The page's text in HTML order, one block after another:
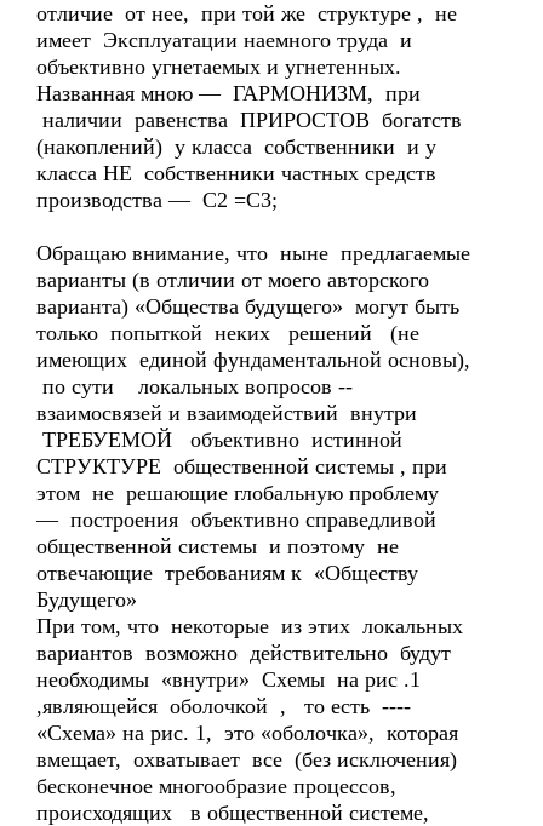
отличие от нее, при той же структуре , не
имеет Эксплуатации наемного труда и
объективно угнетаемых и угнетенных.
Названная мною — ГАРМОНИЗМ, при
наличии равенства ПРИРОСТОВ богатств
(накоплений) у класса собственники и у
класса НЕ собственники частных средств
производства — С2 =С3;
Обращаю внимание, что ныне предлагаемые
варианты (в отличии от моего авторского
варианта) «Общества будущего» могут быть
только попыткой неких решений (не
имеющих единой фундаментальной основы),
по сути локальных вопросов --
взаимосвязей и взаимодействий внутри
ТРЕБУЕМОЙ объективно истинной
СТРУКТУРЕ общественной системы , при
этом не решающие глобальную проблему
— построения объективно справедливой
общественной системы и поэтому не
отвечающие требованиям к «Обществу
Будущего»
При том, что некоторые из этих локальных
вариантов возможно действительно будут
необходимы «внутри» Схемы на рис .1
,являющейся оболочкой , то есть ----
«Схема» на рис. 1, это «оболочка», которая
вмещает, охватывает все (без исключения)
бесконечное многообразие процессов,
происходящих в общественной системе,